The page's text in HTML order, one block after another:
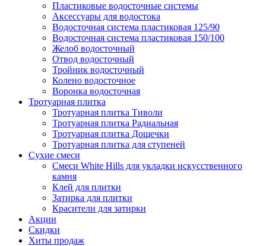
Пластиковые водосточные системы
Аксессуары для водостока
Водосточная система пластиковая 125/90
Водосточная система пластиковая 150/100
Желоб водосточный
Отвод водосточный
Тройник водосточный
Колено водосточное
Воронка водосточная
Тротуарная плитка
Тротуарная плитка Тиволи
Тротуарная плитка Радиальная
Тротуарная плитка Дощечки
Тротуарная плитка для ступеней
Сухие смеси
Смеси White Hills для укладки искусственного
камня
Клей для плитки
Затирка для плитки
Красители для затирки
Акции
Скидки
Хиты продаж